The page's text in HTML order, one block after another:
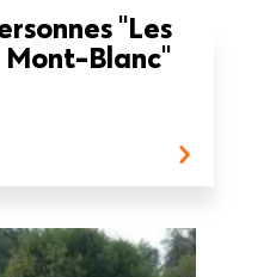
"Les
Mont-Blanc"